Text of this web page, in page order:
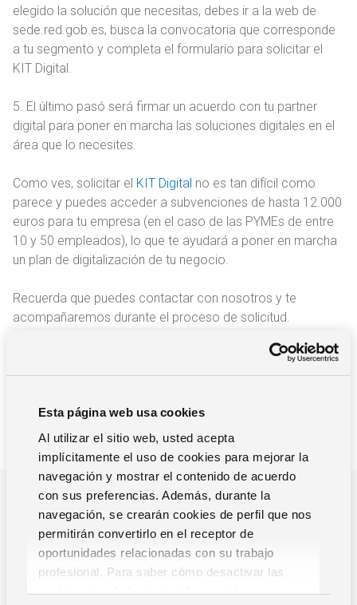
Esta página web usa cookies
Al utilizar el sitio web, usted acepta
implícitamente el uso de cookies para mejorar la
navegación y mostrar el contenido de acuerdo
con sus preferencias. Además, durante la
navegación, se crearán cookies de perfil que nos
permitirán convertirlo en el receptor de
oportunidades relacionadas con su trabajo
profesional. Para saber cómo desactivar las
cookies,Lea la hoja de información.
elegido la solución que necesitas, debes ir a la web de
sede.red.gob.es, busca la convocatoria que corresponde
a tu segmento y completa el formulario para solicitar el
KIT Digital.
5. El último pasó será firmar un acuerdo con tu partner
digital para poner en marcha las soluciones digitales en el
área que lo necesites.
Como ves, solicitar el KIT Digital no es tan difícil como
parece y puedes acceder a subvenciones de hasta 12.000
euros para tu empresa (en el caso de las PYMEs de entre
10 y 50 empleados), lo que te ayudará a poner en marcha
un plan de digitalización de tu negocio.
Recuerda que puedes contactar con nosotros y te
acompañaremos durante el proceso de solicitud.
¿POR QUE NOS TIENES QUE ELEGIR?
Impulsamos la gestión y el
crecimiento de tu empresa
En Zucchetti, ayudamos a las empresas a optimizar su